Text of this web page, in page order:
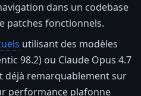
dans un codebase
patches fonctionnels.
utilisant des modèles
98.2) ou Claude Opus 4.7
déjà remarquablement sur
performance plafonne